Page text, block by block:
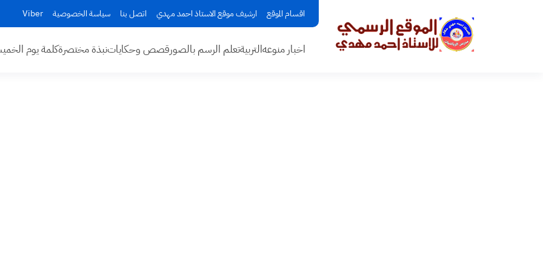
اقسام الموقع ارشيف موقع الاستاذ احمد مهدي اتصل بنا سياسة الخصوصية Viber
اخبار منوعهالتربيةتعلم الرسم بالصورقصص وحكاياتنبذة مختصرةكلمة يوم